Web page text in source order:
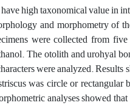
high taxonomical value in
and morphometry of
were collected from
The otolith and urohyal
were analyzed. Results
was circle or rectangular
analyses showed